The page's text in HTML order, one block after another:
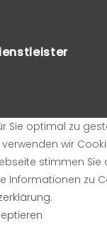
Sie optimal zu
wir
stimmen Sie
Informationen zu
.